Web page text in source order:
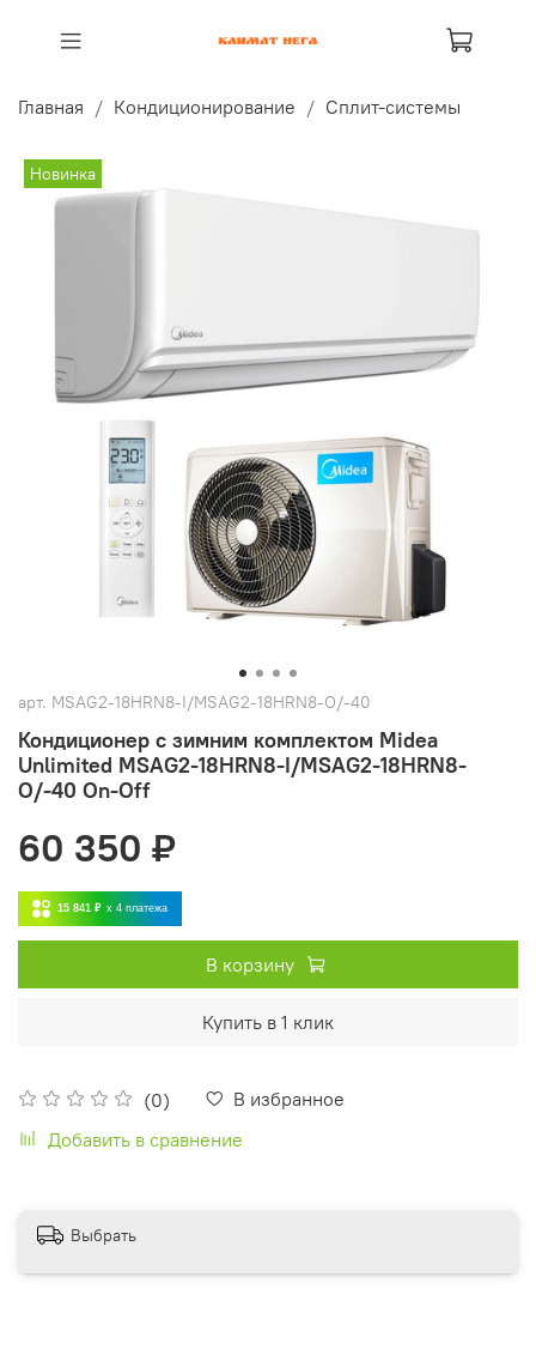
Главная Кондиционирование Сплит-системы
Новинка
арт. MSAG2-18HRN8-I/MSAG2-18HRN8-O/-40
Кондиционер с зимним комплектом Midea
Unlimited MSAG2-18HRN8-I/MSAG2-18HRN8-
O/-40 On-Off
(0)
В избранное
Добавить в сравнение
60 350 ₽
15 841 ₽ x 4 платежа
В корзину
Купить в 1 клик
Выбрать